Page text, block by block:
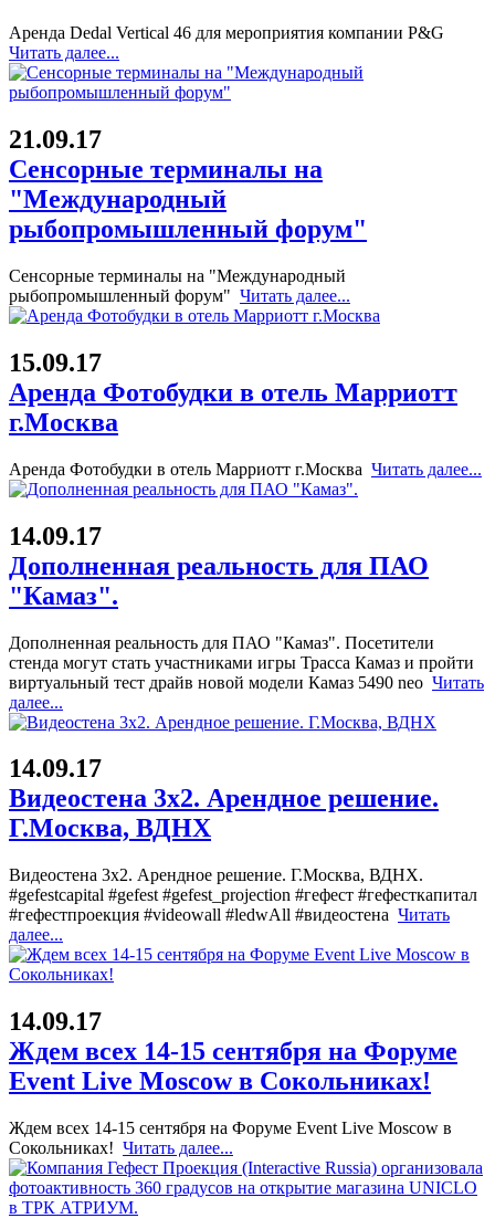
Аренда Dedal Vertical 46 для мероприятия компании P&G
Читать далее...
21.09.17
Сенсорные терминалы на
"Международный
рыбопромышленный форум"
Сенсорные терминалы на "Международный
рыбопромышленный форум" Читать далее...
15.09.17
Аренда Фотобудки в отель Марриотт
г.Москва
Аренда Фотобудки в отель Марриотт г.Москва Читать далее...
14.09.17
Дополненная реальность для ПАО
"Камаз".
Дополненная реальность для ПАО "Камаз". Посетители
стенда могут стать участниками игры Трасса Камаз и пройти
виртуальный тест драйв новой модели Камаз 5490 neo Читать
далее...
14.09.17
Видеостена 3x2. Арендное решение.
Г.Москва, ВДНХ
Видеостена 3x2. Арендное решение. Г.Москва, ВДНХ.
#gefestcapital #gefest #gefest_projection #гефест #гефесткапитал
#гефестпроекция #videowall #ledwAll #видеостена Читать
далее...
14.09.17
Ждем всех 14-15 сентября на Форуме
Event Live Moscow в Сокольниках!
Ждем всех 14-15 сентября на Форуме Event Live Moscow в
Сокольниках! Читать далее...